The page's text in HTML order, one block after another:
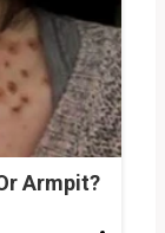
Armpit?